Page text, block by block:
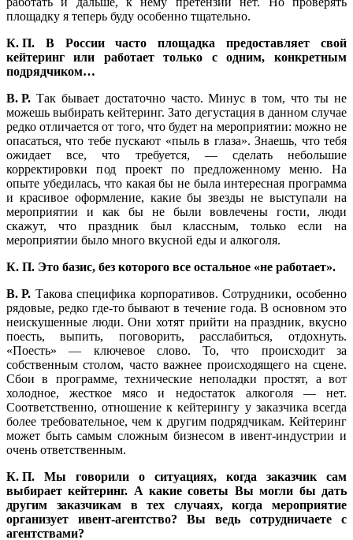
площадку я теперь буду особенно тщательно.
К. П. В России часто площадка предоставляет свой
кейтеринг или работает только с одним, конкретным
подрядчиком…
В. Р. Так бывает достаточно часто. Минус в том, что ты не
можешь выбирать кейтеринг. Зато дегустация в данном случае
редко отличается от того, что будет на мероприятии: можно не
опасаться, что тебе пускают «пыль в глаза». Знаешь, что тебя
ожидает все, что требуется, — сделать небольшие
корректировки под проект по предложенному меню. На
опыте убедилась, что какая бы не была интересная программа
и красивое оформление, какие бы звезды не выступали на
мероприятии и как бы не были вовлечены гости, люди
скажут, что праздник был классным, только если на
мероприятии было много вкусной еды и алкоголя.
К. П. Это базис, без которого все остальное «не работает».
В. Р. Такова специфика корпоративов. Сотрудники, особенно
рядовые, редко где-то бывают в течение года. В основном это
неискушенные люди. Они хотят прийти на праздник, вкусно
поесть, выпить, поговорить, расслабиться, отдохнуть.
«Поесть» — ключевое слово. То, что происходит за
собственным столом, часто важнее происходящего на сцене.
Сбои в программе, технические неполадки простят, а вот
холодное, жесткое мясо и недостаток алкоголя — нет.
Соответственно, отношение к кейтерингу у заказчика всегда
более требовательное, чем к другим подрядчикам. Кейтеринг
может быть самым сложным бизнесом в ивент-индустрии и
очень ответственным.
К. П. Мы говорили о ситуациях, когда заказчик сам
выбирает кейтеринг. А какие советы Вы могли бы дать
другим заказчикам в тех случаях, когда мероприятие
организует ивент-агентство? Вы ведь сотрудничаете с
агентствами?